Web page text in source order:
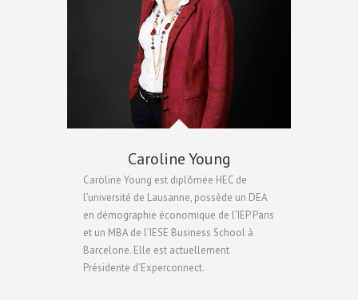
Caroline Young
Caroline Young est diplômée HEC de
l’université de Lausanne, possède un DEA
en démographie économique de l’IEP Paris
et un MBA de l’IESE Business School à
Barcelone. Elle est actuellement
Présidente d’Experconnect.